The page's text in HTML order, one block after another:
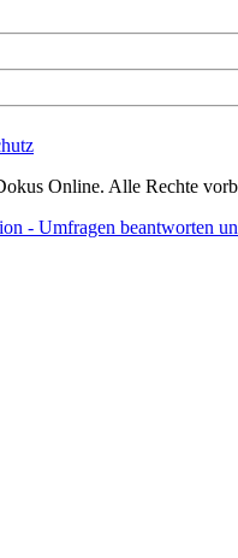
Online. Alle Rechte